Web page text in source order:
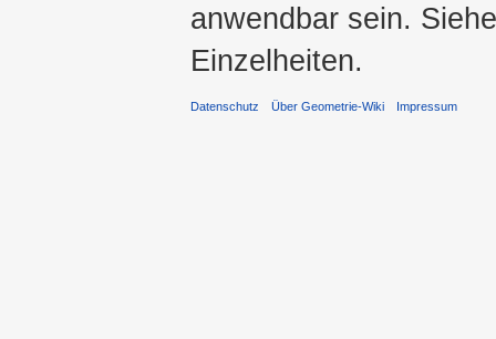
anwendbar sein.
Einzelheiten.
Datenschutz Über Geometrie-Wiki Impressum